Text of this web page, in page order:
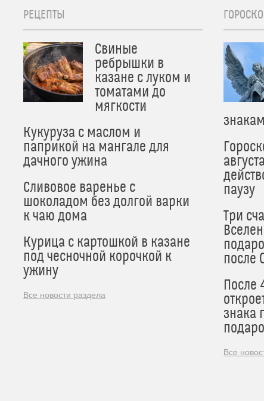
РЕЦЕПТЫ
Свиные
ребрышки в
казане с луком и
томатами до
мягкости
Кукуруза с маслом и
паприкой на мангале для
дачного ужина
Сливовое варенье с
шоколадом без долгой варки
к чаю дома
Курица с картошкой в казане
под чесночной корочкой к
ужину
Все новости раздела
паузу
Три
после
После
знака
Все